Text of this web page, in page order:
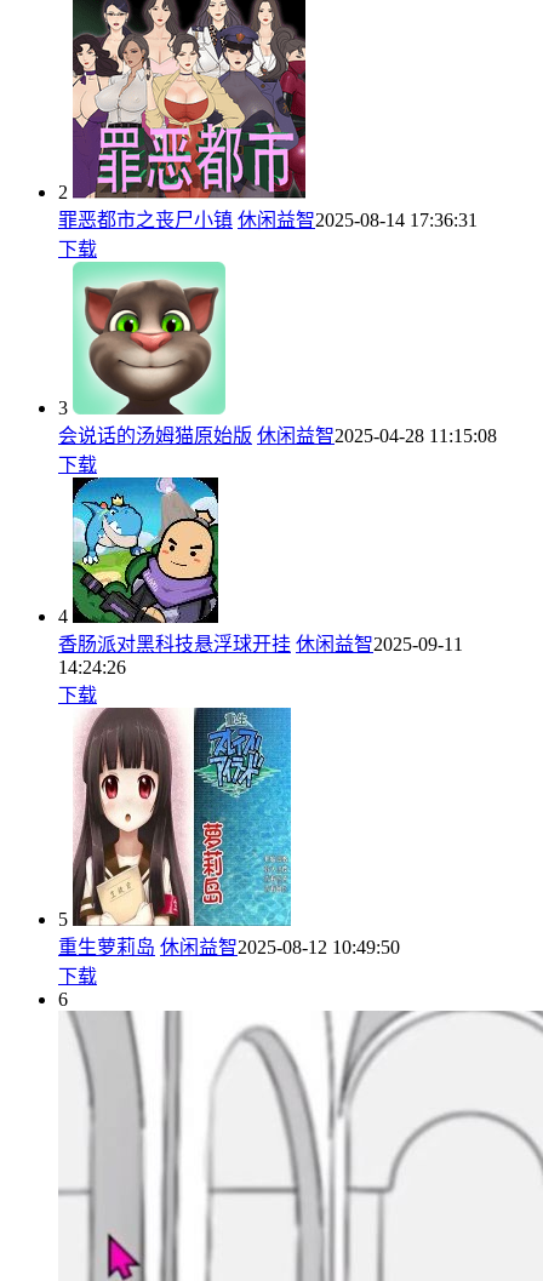
2
罪恶都市之丧尸小镇 休闲益智2025-08-14 17:36:31
下载
3
会说话的汤姆猫原始版 休闲益智2025-04-28 11:15:08
下载
4
香肠派对黑科技悬浮球开挂 休闲益智2025-09-11
14:24:26
下载
5
重生萝莉岛 休闲益智2025-08-12 10:49:50
下载
6